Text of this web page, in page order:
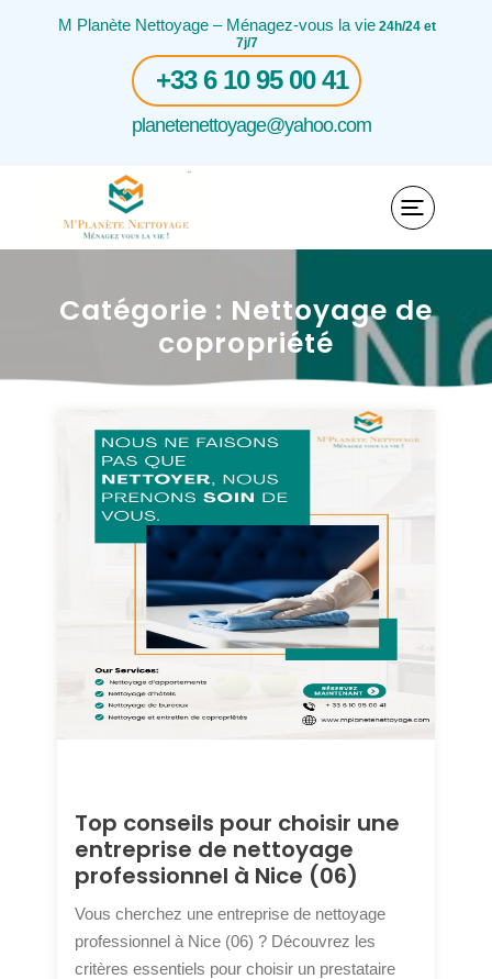
M Planète Nettoyage – Ménagez-vous la vie24h/24 et
7j/7
+33 6 10 95 00 41
planetenettoyage@yahoo.com
Catégorie : Nettoyage de
copropriété
Top conseils pour choisir une
entreprise de nettoyage
professionnel à Nice (06)
Vous cherchez une entreprise de nettoyage
professionnel à Nice (06) ? Découvrez les
critères essentiels pour choisir un prestataire